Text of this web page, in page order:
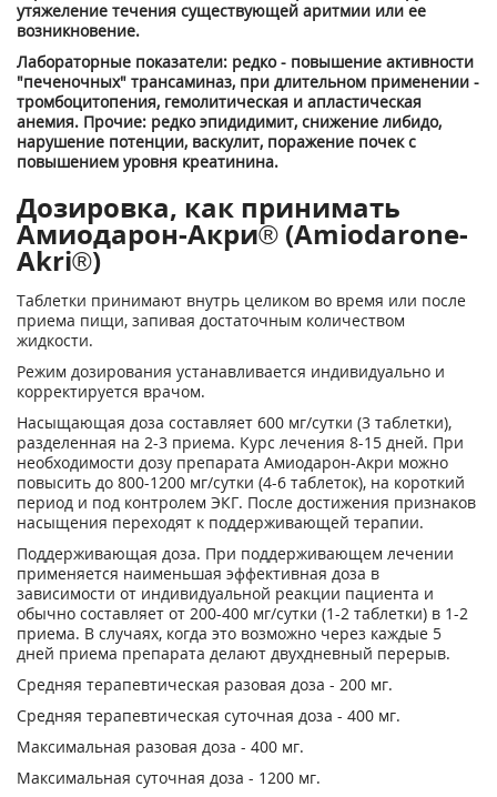
утяжеление течения существую­щей аритмии или ее
возникновение.
Лабораторные показатели: редко - повышение активности
"печеночных" трансаминаз, при длительном применении -
тромбоцитопения, гемолитическая и апластическая
анемия. Прочие: редко эпидидимит, снижение либидо,
нарушение потенции, васкулит, поражение почек с
повышением уровня креатинина.
Дозировка, как принимать
Амиодарон-Акри® (Amiodarone-
Akri®)
Таблетки принимают внутрь целиком во время или после
приема пищи, запивая достаточ­ным количеством
жидкости.
Режим дозирования устанавливается индивидуально и
корректируется врачом.
Насыщающая доза составляет 600 мг/сутки (3 таблетки),
разделенная на 2-3 приема. Курс лечения 8-15 дней. При
необходимости дозу препарата Амиодарон-Акри можно
повысить до 800-1200 мг/сутки (4-6 таблеток), на короткий
период и под контролем ЭКГ. После дос­тижения признаков
насыщения переходят к поддерживающей терапии.
Поддерживающая доза. При поддерживающем лечении
применяется наименьшая эффек­тивная доза в
зависимости от индивидуальной реакции пациента и
обычно составляет от 200-400 мг/сутки (1-2 таблетки) в 1-2
приема. В случаях, когда это возможно через каждые 5
дней приема препарата делают двухдневный перерыв.
Средняя терапевтическая разовая доза - 200 мг.
Средняя терапевтическая суточная доза - 400 мг.
Максимальная разовая доза - 400 мг.
Максимальная суточная доза - 1200 мг.